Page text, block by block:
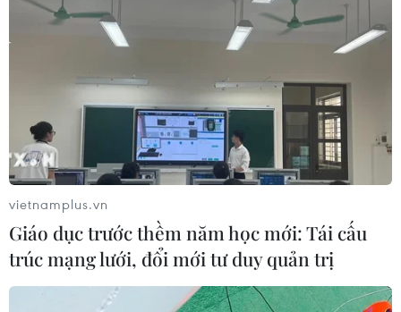
TIN CÙNG CHUYÊN MỤC
Điểm chuẩn Đại học Kinh tế quốc
dân cao nhất lên đến trên 9,6 điểm
mỗi môn
09/08/2026 06:40
vietnamplus.vn
Giáo dục trước thềm năm học mới: Tái cấu
trúc mạng lưới, đổi mới tư duy quản trị